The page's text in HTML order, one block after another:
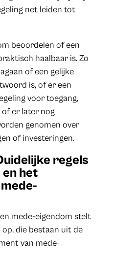
net leiden tot
beoordelen of een
haalbaar is. Zo
of een gelijke
is, of er een
voor toegang,
of er later nog
genomen over
of investeringen.
regels
het
mede-eigendom stelt
die bestaan uit de
van mede-